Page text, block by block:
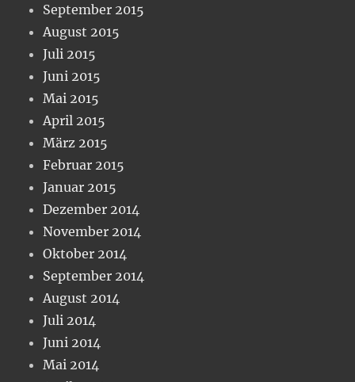
September 2015
August 2015
Juli 2015
Juni 2015
Mai 2015
April 2015
März 2015
Februar 2015
Januar 2015
Dezember 2014
November 2014
Oktober 2014
September 2014
August 2014
Juli 2014
Juni 2014
Mai 2014